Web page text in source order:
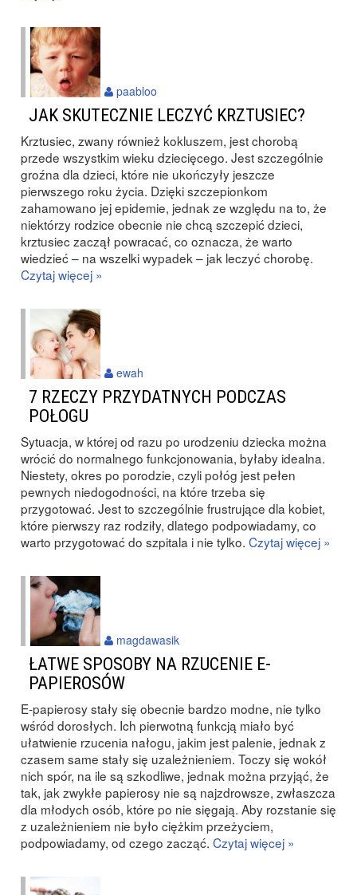
JAK SKUTECZNIE LECZYĆ KRZTUSIEC?
Krztusiec, zwany również kokluszem, jest chorobą
przede wszystkim wieku dziecięcego. Jest szczególnie
groźna dla dzieci, które nie ukończyły jeszcze
pierwszego roku życia. Dzięki szczepionkom
zahamowano jej epidemie, jednak ze względu na to, że
niektórzy rodzice obecnie nie chcą szczepić dzieci,
krztusiec zaczął powracać, co oznacza, że warto
wiedzieć – na wszelki wypadek – jak leczyć chorobę.
Czytaj więcej »
paabloo
7 RZECZY PRZYDATNYCH PODCZAS
POŁOGU
Sytuacja, w której od razu po urodzeniu dziecka można
wrócić do normalnego funkcjonowania, byłaby idealna.
Niestety, okres po porodzie, czyli połóg jest pełen
pewnych niedogodności, na które trzeba się
przygotować. Jest to szczególnie frustrujące dla kobiet,
które pierwszy raz rodziły, dlatego podpowiadamy, co
warto przygotować do szpitala i nie tylko. Czytaj więcej »
ewah
ŁATWE SPOSOBY NA RZUCENIE E-
PAPIEROSÓW
E-papierosy stały się obecnie bardzo modne, nie tylko
wśród dorosłych. Ich pierwotną funkcją miało być
ułatwienie rzucenia nałogu, jakim jest palenie, jednak z
czasem same stały się uzależnieniem. Toczy się wokół
nich spór, na ile są szkodliwe, jednak można przyjąć, że
tak, jak zwykłe papierosy nie są najzdrowsze, zwłaszcza
dla młodych osób, które po nie sięgają. Aby rozstanie się
z uzależnieniem nie było ciężkim przeżyciem,
podpowiadamy, od czego zacząć. Czytaj więcej »
magdawasik